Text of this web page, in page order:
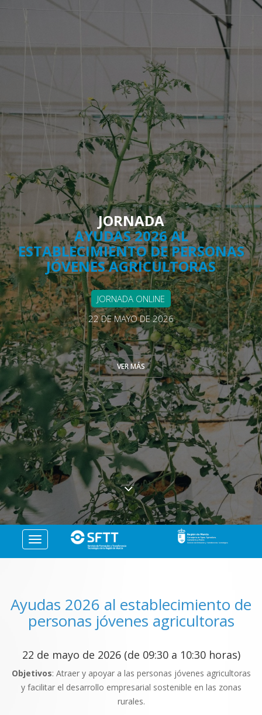
JORNADA
AYUDAS 2026 AL
ESTABLECIMIENTO DE PERSONAS
JÓVENES AGRICULTORAS
JORNADA ONLINE
22 DE MAYO DE 2026
VER MÁS
Toggle
navigation
Ayudas 2026 al establecimiento de
personas jóvenes agricultoras
22 de mayo de 2026 (de 09:30 a 10:30 horas)
Objetivos: Atraer y apoyar a las personas jóvenes agricultoras
y facilitar el desarrollo empresarial sostenible en las zonas
rurales.